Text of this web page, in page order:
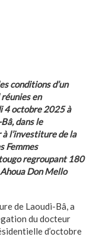
conditions d’un
en
4 octobre 2025 à
dans le
l’investiture de la
Femmes
regroupant 180
Don Mello
de Laoudi-Bâ, a
du docteur
d’octobre